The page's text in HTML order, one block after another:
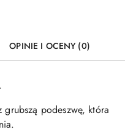
OPINIE I OCENY (0)
podeszwę, która